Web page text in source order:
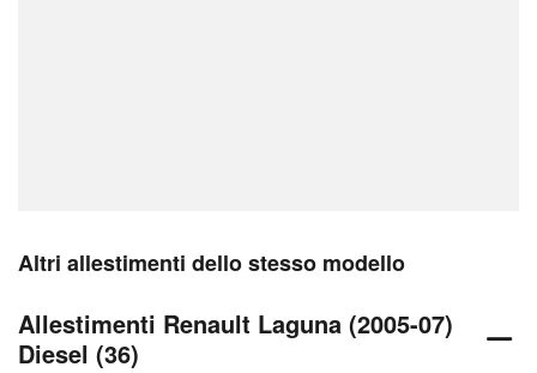
Altri allestimenti dello stesso modello
Allestimenti Renault Laguna (2005-07)
Diesel (36)